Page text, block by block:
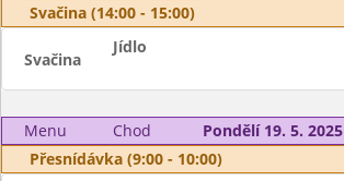
Svačina (14:00 - 15:00)
Svačina
Jídlo
Menu Chod
Pondělí 19. 5. 2025
Přesnídávka (9:00 - 10:00)